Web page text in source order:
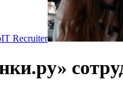
IT Recruiter